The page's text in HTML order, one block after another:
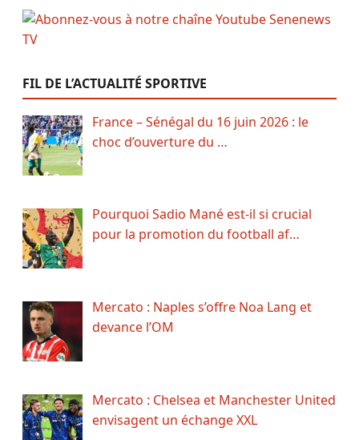
FIL DE L’ACTUALITÉ SPORTIVE
France – Sénégal du 16 juin 2026 : le
choc d’ouverture du …
Pourquoi Sadio Mané est-il si crucial
pour la promotion du football af…
Mercato : Naples s’offre Noa Lang et
devance l’OM
Mercato : Chelsea et Manchester United
envisagent un échange XXL